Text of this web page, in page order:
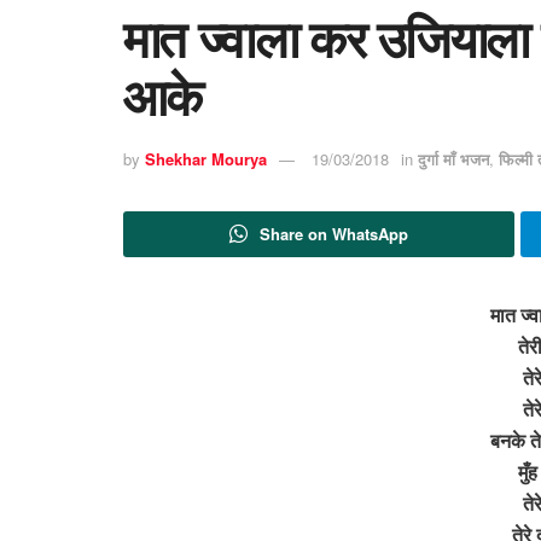
मात ज्वाला कर
आके
by Shekhar Mourya 19/03/2018 in दुर्गा माँ भजन,
Share on WhatsApp
मात
बनके
मुँह
तेरे